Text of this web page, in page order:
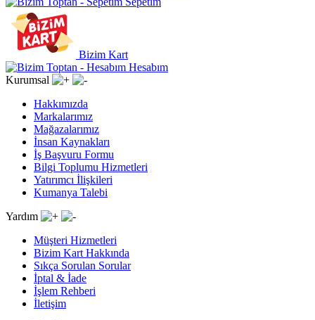
Bizim Kart
Hesabım
Kurumsal
Hakkımızda
Markalarımız
Mağazalarımız
İnsan Kaynakları
İş Başvuru Formu
Bilgi Toplumu Hizmetleri
Yatırımcı İlişkileri
Kumanya Talebi
Yardım
Müşteri Hizmetleri
Bizim Kart Hakkında
Sıkça Sorulan Sorular
İptal & İade
İşlem Rehberi
İletişim